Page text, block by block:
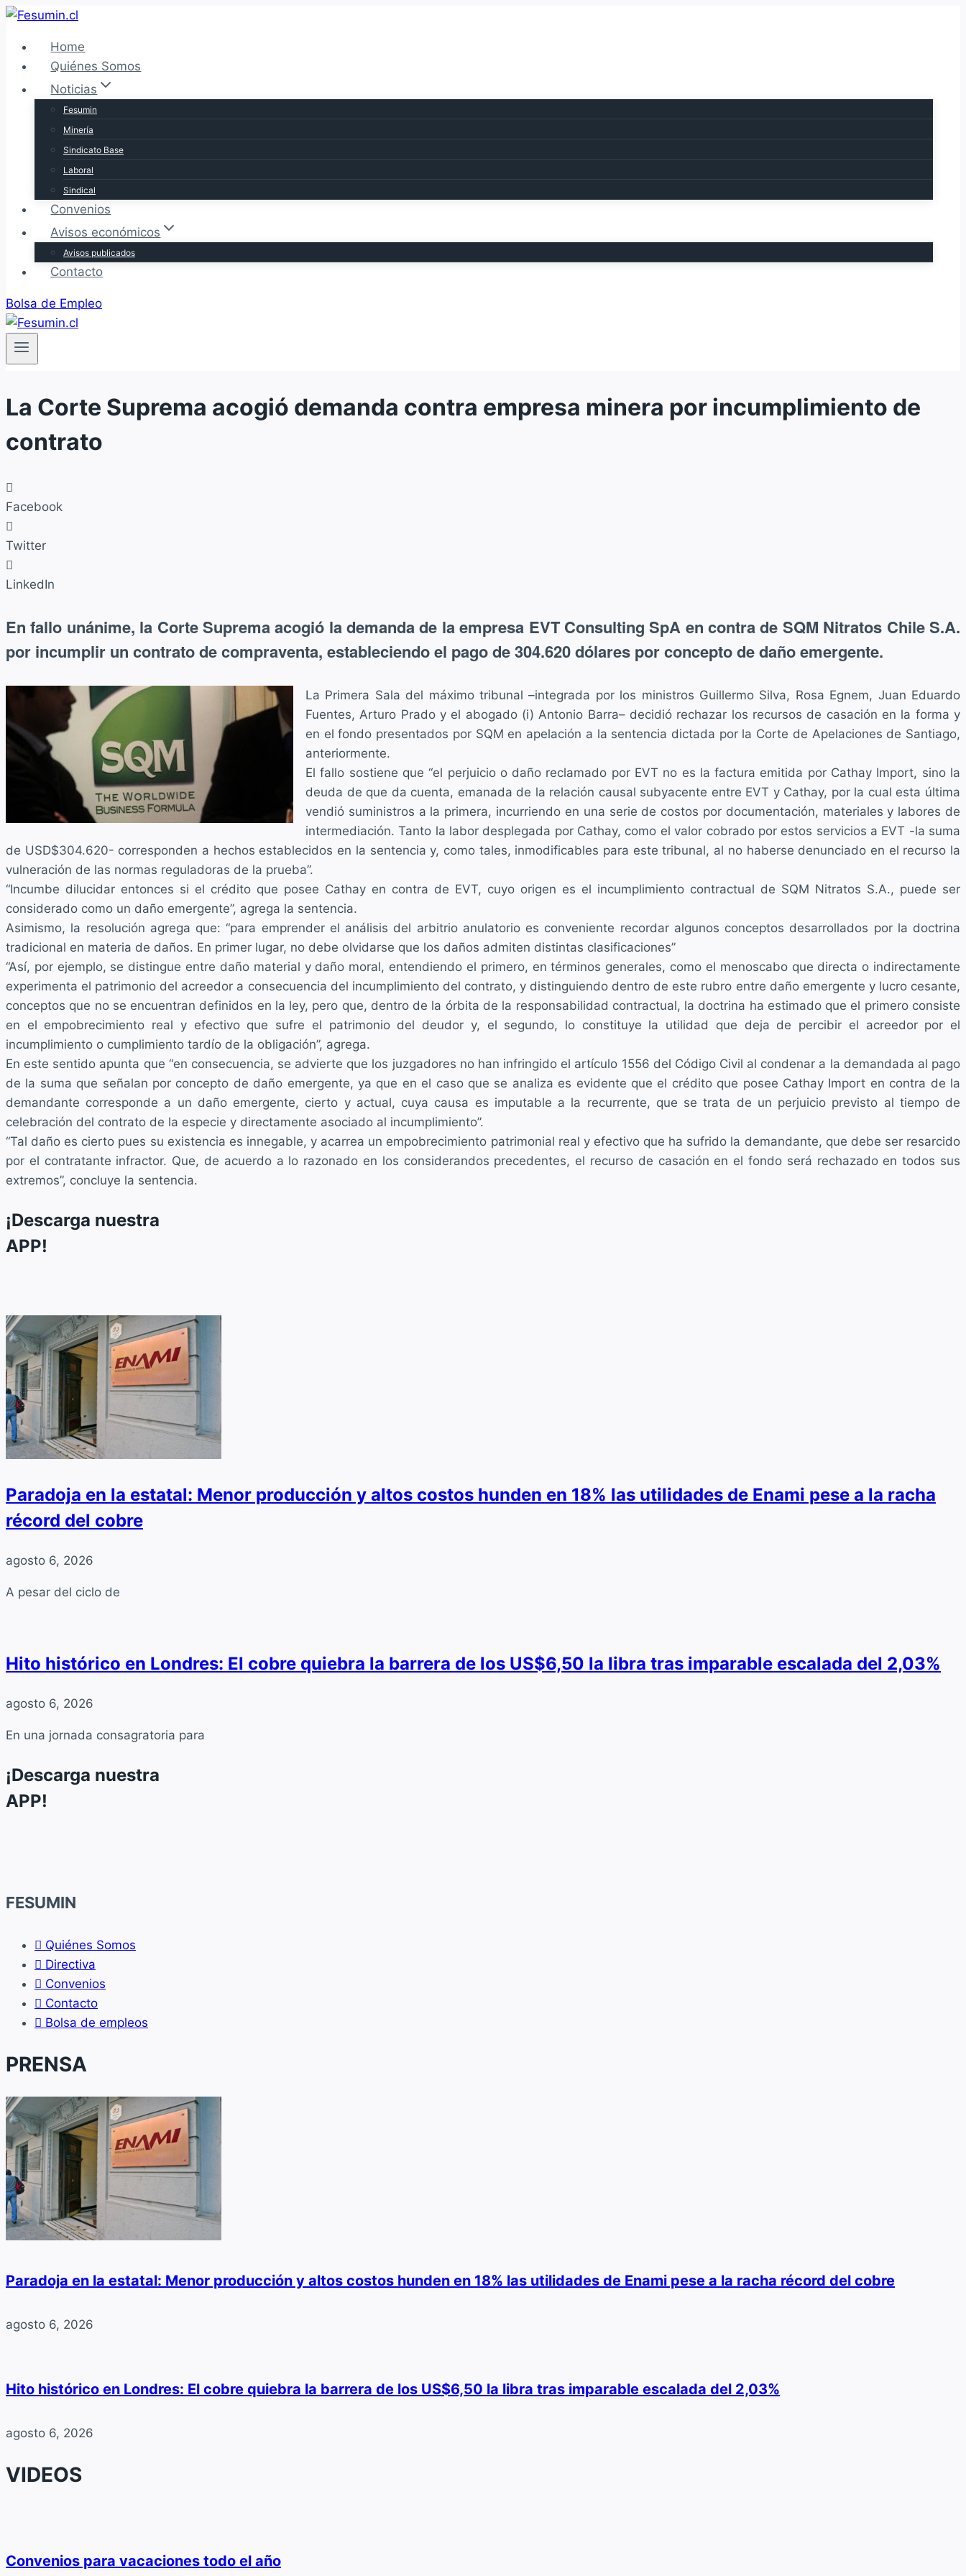
Saltar
contenidoHome
Quiénes Somos
Noticias
Fesumin
Minería
Sindicato Base
Laboral
Sindical
Convenios
Avisos económicos
Avisos publicados
Contacto
Bolsa de Empleo
La Corte Suprema acogió demanda contra empresa minera por incumplimiento de
contrato
Facebook
Twitter
LinkedIn
En fallo unánime, la Corte Suprema acogió la demanda de la empresa EVT Consulting SpA en contra de SQM Nitratos Chile S.A.
por incumplir un contrato de compraventa, estableciendo el pago de 304.620 dólares por concepto de daño emergente.
La Primera Sala del máximo tribunal –integrada por los ministros Guillermo Silva, Rosa Egnem, Juan Eduardo
Fuentes, Arturo Prado y el abogado (i) Antonio Barra– decidió rechazar los recursos de casación en la forma y
en el fondo presentados por SQM en apelación a la sentencia dictada por la Corte de Apelaciones de Santiago,
anteriormente.
El fallo sostiene que “el perjuicio o daño reclamado por EVT no es la factura emitida por Cathay Import, sino la
deuda de que da cuenta, emanada de la relación causal subyacente entre EVT y Cathay, por la cual esta última
vendió suministros a la primera, incurriendo en una serie de costos por documentación, materiales y labores de
intermediación. Tanto la labor desplegada por Cathay, como el valor cobrado por estos servicios a EVT -la suma
de USD$304.620- corresponden a hechos establecidos en la sentencia y, como tales, inmodificables para este tribunal, al no haberse denunciado en el recurso la
vulneración de las normas reguladoras de la prueba”.
“Incumbe dilucidar entonces si el crédito que posee Cathay en contra de EVT, cuyo origen es el incumplimiento contractual de SQM Nitratos S.A., puede ser
considerado como un daño emergente”, agrega la sentencia.
Asimismo, la resolución agrega que: “para emprender el análisis del arbitrio anulatorio es conveniente recordar algunos conceptos desarrollados por la doctrina
tradicional en materia de daños. En primer lugar, no debe olvidarse que los daños admiten distintas clasificaciones”
“Así, por ejemplo, se distingue entre daño material y daño moral, entendiendo el primero, en términos generales, como el menoscabo que directa o indirectamente
experimenta el patrimonio del acreedor a consecuencia del incumplimiento del contrato, y distinguiendo dentro de este rubro entre daño emergente y lucro cesante,
conceptos que no se encuentran definidos en la ley, pero que, dentro de la órbita de la responsabilidad contractual, la doctrina ha estimado que el primero consiste
en el empobrecimiento real y efectivo que sufre el patrimonio del deudor y, el segundo, lo constituye la utilidad que deja de percibir el acreedor por el
incumplimiento o cumplimiento tardío de la obligación”, agrega.
En este sentido apunta que “en consecuencia, se advierte que los juzgadores no han infringido el artículo 1556 del Código Civil al condenar a la demandada al pago
de la suma que señalan por concepto de daño emergente, ya que en el caso que se analiza es evidente que el crédito que posee Cathay Import en contra de la
demandante corresponde a un daño emergente, cierto y actual, cuya causa es imputable a la recurrente, que se trata de un perjuicio previsto al tiempo de
celebración del contrato de la especie y directamente asociado al incumplimiento”.
“Tal daño es cierto pues su existencia es innegable, y acarrea un empobrecimiento patrimonial real y efectivo que ha sufrido la demandante, que debe ser resarcido
por el contratante infractor. Que, de acuerdo a lo razonado en los considerandos precedentes, el recurso de casación en el fondo será rechazado en todos sus
extremos”, concluye la sentencia.
¡Descarga nuestra
APP!
Paradoja en la estatal: Menor producción y altos costos hunden en 18% las utilidades de Enami pese a la racha
récord del cobre
agosto 6, 2026
A pesar del ciclo de
Hito histórico en Londres: El cobre quiebra la barrera de los US$6,50 la libra tras imparable escalada del 2,03%
agosto 6, 2026
En una jornada consagratoria para
¡Descarga nuestra
APP!
FESUMIN
Quiénes Somos
Directiva
Convenios
Contacto
Bolsa de empleos
PRENSA
Paradoja en la estatal: Menor producción y altos costos hunden en 18% las utilidades de Enami pese a la racha récord del cobre
agosto 6, 2026
Hito histórico en Londres: El cobre quiebra la barrera de los US$6,50 la libra tras imparable escalada del 2,03%
agosto 6, 2026
VIDEOS
Convenios para vacaciones todo el año